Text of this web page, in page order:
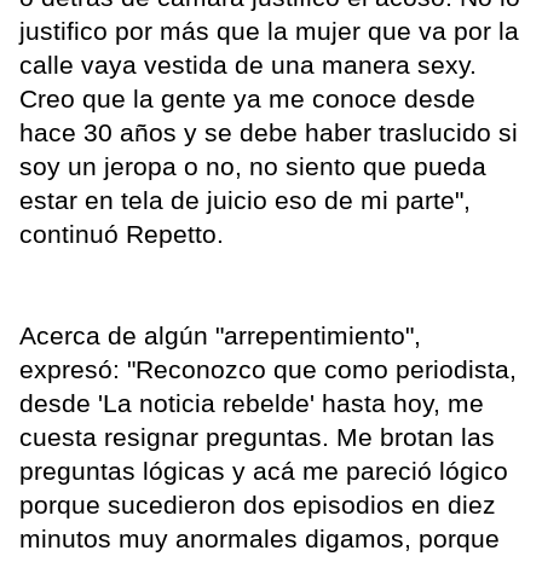
justifico por más que la mujer que va por la
calle vaya vestida de una manera sexy.
Creo que la gente ya me conoce desde
hace 30 años y se debe haber traslucido si
soy un jeropa o no, no siento que pueda
estar en tela de juicio eso de mi parte",
continuó Repetto.
Acerca de algún "arrepentimiento",
expresó: "Reconozco que como periodista,
desde 'La noticia rebelde' hasta hoy, me
cuesta resignar preguntas. Me brotan las
preguntas lógicas y acá me pareció lógico
porque sucedieron dos episodios en diez
minutos muy anormales digamos, porque